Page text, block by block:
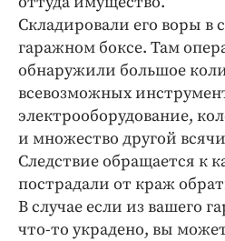
Спорт
Экономика и бизнес
ПРОЕКТЫ
Блоги
Издания
Медиаперсона
Интересное чтиво
Клиника года
Складировали его воры в
гаражном боксе. Там
обнаружили большое
всевозможных
электрооборудование,
и множество другой
Следствие обращается к
пострадали от краж
В случае если из вашего
что-то украдено, вы